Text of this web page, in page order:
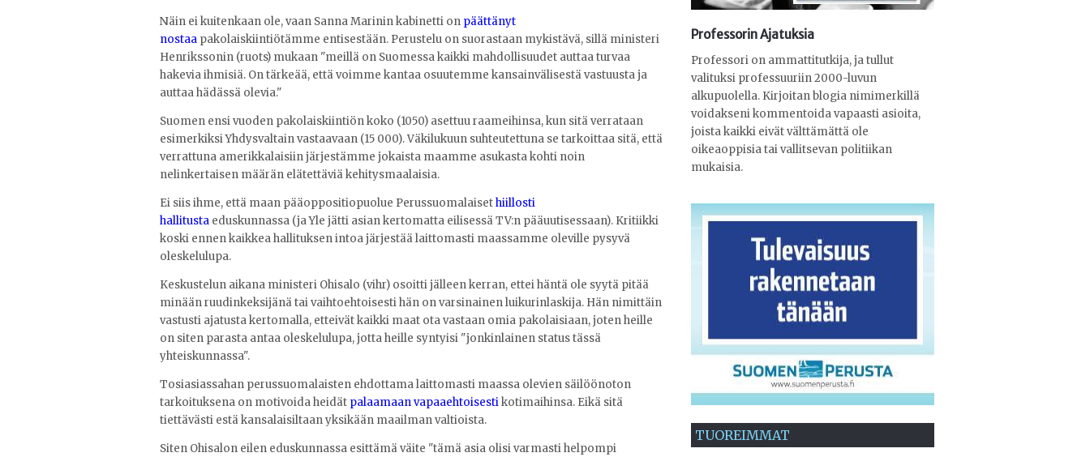
Näin ei kuitenkaan ole, vaan Sanna Marinin kabinetti on päättänyt
nostaa pakolaiskiintiötämme entisestään. Perustelu on suorastaan mykistävä, sillä ministeri
Henrikssonin (ruots) mukaan "meillä on Suomessa kaikki mahdollisuudet auttaa turvaa
hakevia ihmisiä. On tärkeää, että voimme kantaa osuutemme kansainvälisestä vastuusta ja
auttaa hädässä olevia."
Suomen ensi vuoden pakolaiskiintiön koko (1050) asettuu raameihinsa, kun sitä verrataan
esimerkiksi Yhdysvaltain vastaavaan (15 000). Väkilukuun suhteutettuna se tarkoittaa sitä, että
verrattuna amerikkalaisiin järjestämme jokaista maamme asukasta kohti noin
nelinkertaisen määrän elätettäviä kehitysmaalaisia.
Ei siis ihme, että maan pääoppositiopuolue Perussuomalaisethiillosti
hallitusta eduskunnassa (ja Yle jätti asian kertomatta eilisessä TV:n pääuutisessaan). Kritiikki
koski ennen kaikkea hallituksen intoa järjestää laittomasti maassamme oleville pysyvä
oleskelulupa.
Keskustelun aikana ministeri Ohisalo (vihr) osoitti jälleen kerran, ettei häntä ole syytä pitää
minään ruudinkeksijänä tai vaihtoehtoisesti hän on varsinainen luikurinlaskija. Hän nimittäin
vastusti ajatusta kertomalla, etteivät kaikki maat ota vastaan omia pakolaisiaan, joten heille
on siten parasta antaa oleskelulupa, jotta heille syntyisi "jonkinlainen status tässä
yhteiskunnassa".
Tosiasiassahan perussuomalaisten ehdottama laittomasti maassa olevien säilöönoton
tarkoituksena on motivoida heidät palaamaan vapaaehtoisestikotimaihinsa. Eikä sitä
tiettävästi estä kansalaisiltaan yksikään maailman valtioista.
Siten Ohisalon eilen eduskunnassa esittämä väite "tämä asia olisi varmasti helpompi
Professorin Ajatuksia
Professori on ammattitutkija, ja tullut
valituksi professuuriin 2000-luvun
alkupuolella. Kirjoitan blogia nimimerkillä
voidakseni kommentoida vapaasti asioita,
joista kaikki eivät välttämättä ole
oikeaoppisia tai vallitsevan politiikan
mukaisia.
TUOREIMMAT